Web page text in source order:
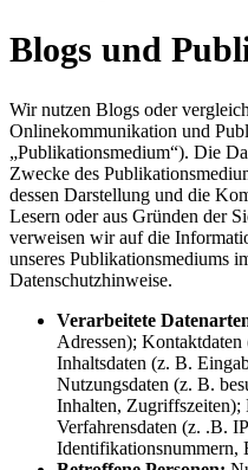
Blogs und
Wir nutzen Blogs oder
Onlinekommunikation und
„Publikationsmedium“). Die
Zwecke des
dessen Darstellung und die
Lesern oder aus Gründen der
verweisen wir auf die
unseres Publikationsmediums
Datenschutzhinweise.
Verarbeitete
Adressen);
Inhaltsdaten (z. B.
Nutzungsdaten (z. B.
Inhalten,
Verfahrensdaten (z. .B.
Identifikationsnummern,